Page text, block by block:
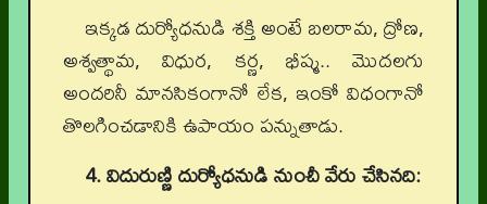
ఇక్కడ దుర్యోధనుడి శక్తి అంటే బలరామ, ద్రోణ,
అశ్వత్థామ, విధుర, కర్ణ, భీష్మ.. మొదలగు
అందరినీ మానసికంగానో లేక, ఇంకో విధంగానో
తొలగించడానికి ఉపాయం పన్నుతాడు.
4. విదురుణ్ణి దుర్యోధనుడి నుంచీ వేరు చేసినది: